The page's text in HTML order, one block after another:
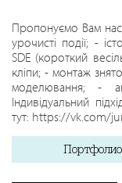
Пропонуємо Вам
урочисті події; -
SDE (короткий
кліпи; - монтаж
моделювання; -
Індивідуальний
тут: https://vk.com/
Портфолио